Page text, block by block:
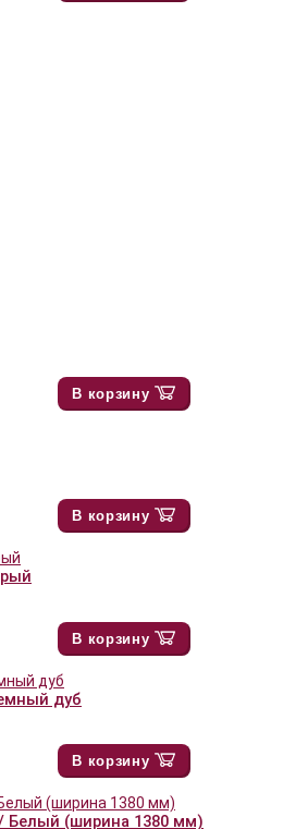
В корзину
В корзину
В корзину
дуб
В корзину
Белый (ширина 1380 мм)